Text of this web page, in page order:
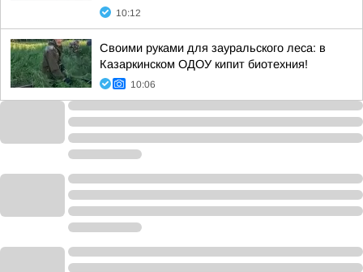
10:12
Своими руками для зауральского леса: в
Казаркинском ОДОУ кипит биотехния!
10:06